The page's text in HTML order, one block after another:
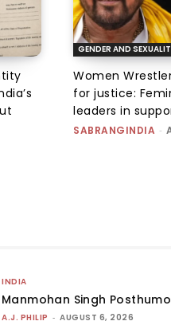
GENDER AND
Women
for justice:
leaders in
SABRANGINDIA -
INDIA
Manmohan Singh
A.J. PHILIP - AUGUST 6, 2026